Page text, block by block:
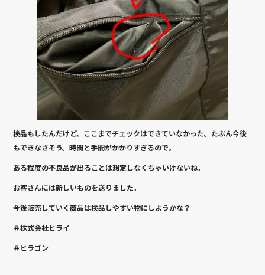
検品もしたんだけど、ここまでチェックはできていなかった。たぶん今後
もできなさそう。時間と手間がかかりすぎるので。
ある程度の不良品が出ることは想定しなくちゃいけないね。
お客さんには新しいものを送りました。
今後販売していく商品は検品しやすい物にしようかな？
＃株式会社ヒライ
＃ヒラゴン